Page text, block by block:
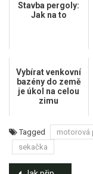
Stavba pergoly:
Jak na to
Vybírat venkovní
bazény do země
je úkol na celou
zimu
Tagged motorová
sekačka